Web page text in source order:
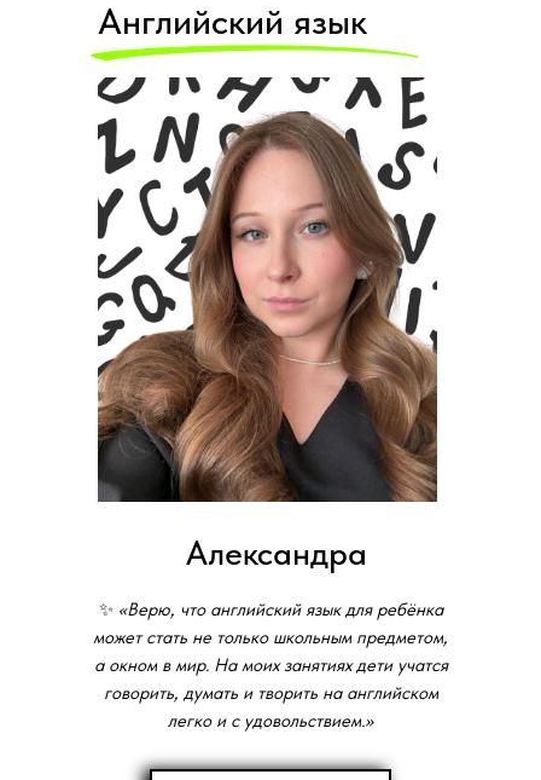
Английский язык
Александра
✨ «Верю, что английский язык для ребёнка
может стать не только школьным предметом,
а окном в мир. На моих занятиях дети учатся
говорить, думать и творить на английском
легко и с удовольствием.»